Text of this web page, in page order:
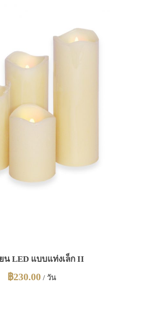
น LED แบบแท่งเล็ก II
฿230.00/ วัน